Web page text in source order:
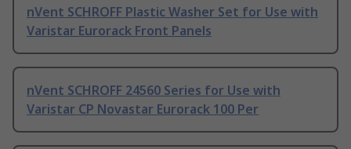
nVent SCHROFF Plastic Washer Set for Use with
Varistar Eurorack Front Panels
nVent SCHROFF 24560 Series for Use with
Varistar CP Novastar Eurorack 100 Per